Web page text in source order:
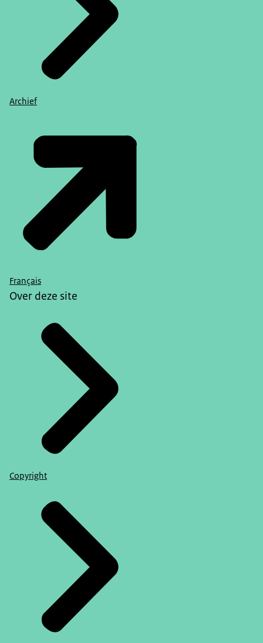
Archief
Français
Over deze site
Copyright